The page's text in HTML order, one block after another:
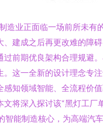
造业正面临一场前所未有
、建成之后再更改难的障
过前期优良架构合理规避
。这一全新的设计理念专
感知领域智能、全流程价
将深入探讨该“黑灯工厂
智能制造核心，为高端汽